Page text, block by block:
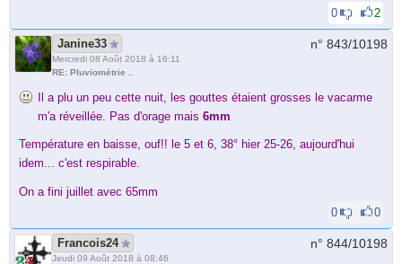
0 2
Janine33
Mercredi 08 Août 2018 à 16:11
RE: Pluviométrie ..
n° 843/10198
Il a plu un peu cette nuit, les gouttes étaient grosses le vacarme
m'a réveillée. Pas d'orage mais 6mm
Température en baisse, ouf!! le 5 et 6, 38° hier 25-26, aujourd'hui
idem... c'est respirable.
On a fini juillet avec 65mm
0
0
Francois24
Jeudi 09 Août 2018 à 08:46
n° 844/10198